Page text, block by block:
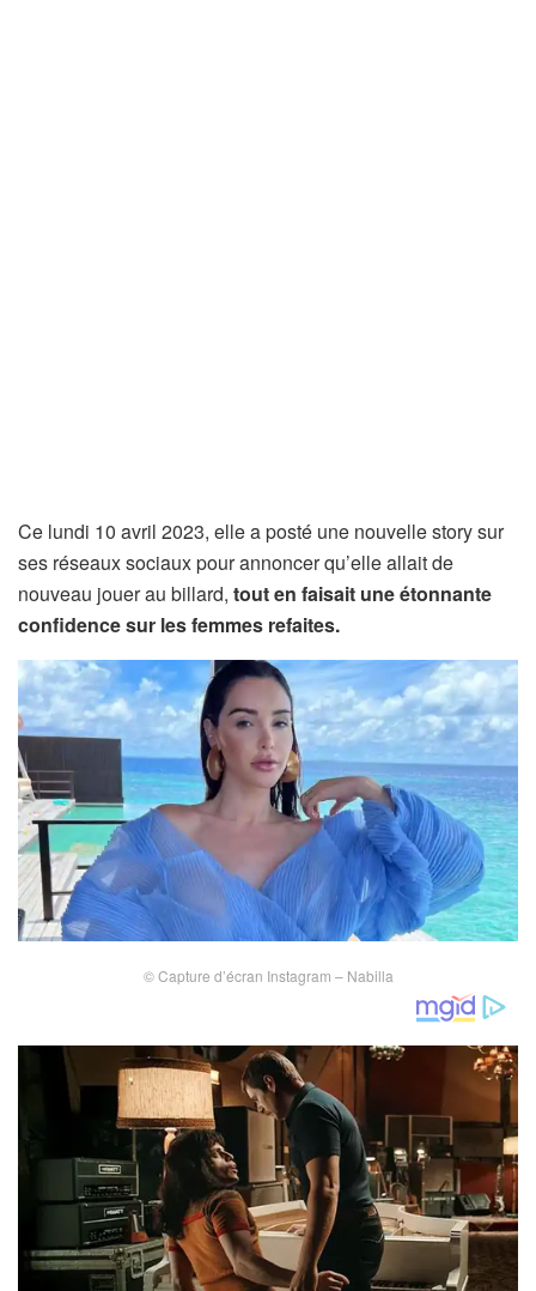
Ce lundi 10 avril 2023, elle a posté une nouvelle story sur
ses réseaux sociaux pour annoncer qu’elle allait de
nouveau jouer au billard, tout en faisait une étonnante
confidence sur les femmes refaites.
© Capture d’écran Instagram – Nabilla